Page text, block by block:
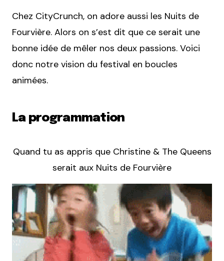
Chez CityCrunch, on adore aussi les Nuits de
Fourvière. Alors on s’est dit que ce serait une
bonne idée de mêler nos deux passions. Voici
donc notre vision du festival en boucles
animées.
La programmation
Quand tu as appris que Christine & The Queens
serait aux Nuits de Fourvière